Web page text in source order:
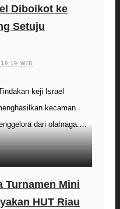
Diboikot ke
Setuju
WIB
keji Israel
kecaman
dari olahraga.…
Turnamen Mini
HUT Riau